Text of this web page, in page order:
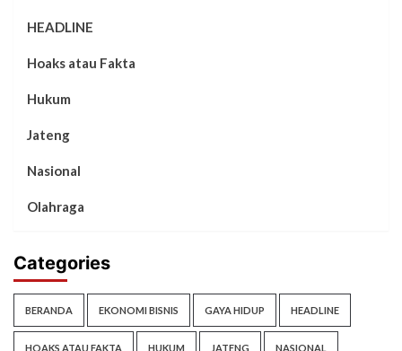
HEADLINE
Hoaks atau Fakta
Hukum
Jateng
Nasional
Olahraga
Categories
BERANDA EKONOMI BISNIS GAYA HIDUP HEADLINE
HOAKS ATAU FAKTA HUKUM JATENG NASIONAL